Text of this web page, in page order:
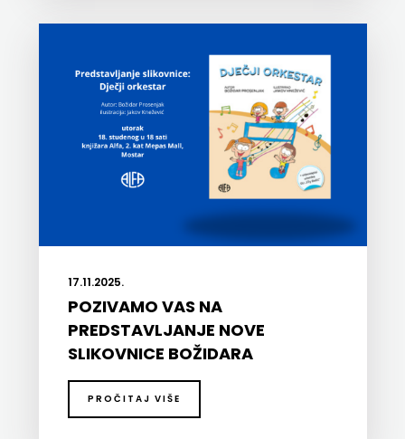
17.11.2025.
POZIVAMO VAS NA
PREDSTAVLJANJE NOVE
SLIKOVNICE BOŽIDARA
PROSENJAKA U MOSTARU!
PROČITAJ VIŠE